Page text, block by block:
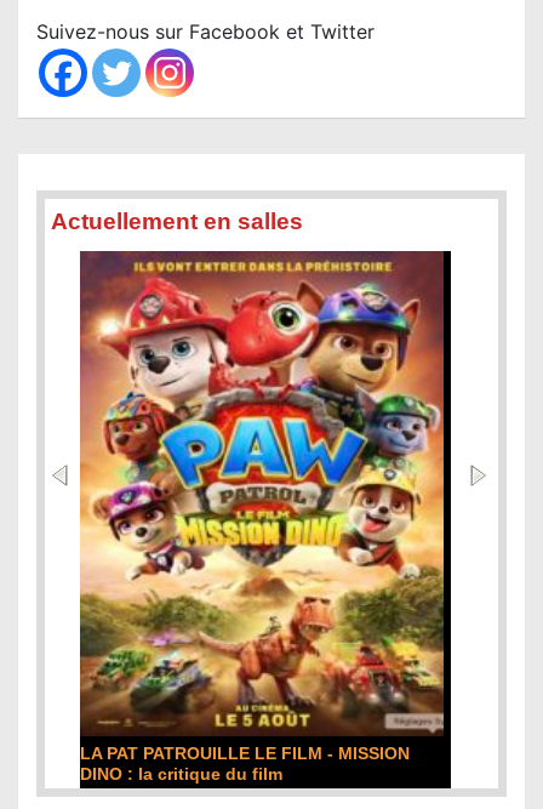
c
h
Suivez-nous sur Facebook et Twitter
Actuellement en salles
LA PAT PATROUILLE LE FILM - MISSION
DINO : la critique du film